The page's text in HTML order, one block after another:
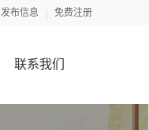
发布信息 免费注册
联系我们